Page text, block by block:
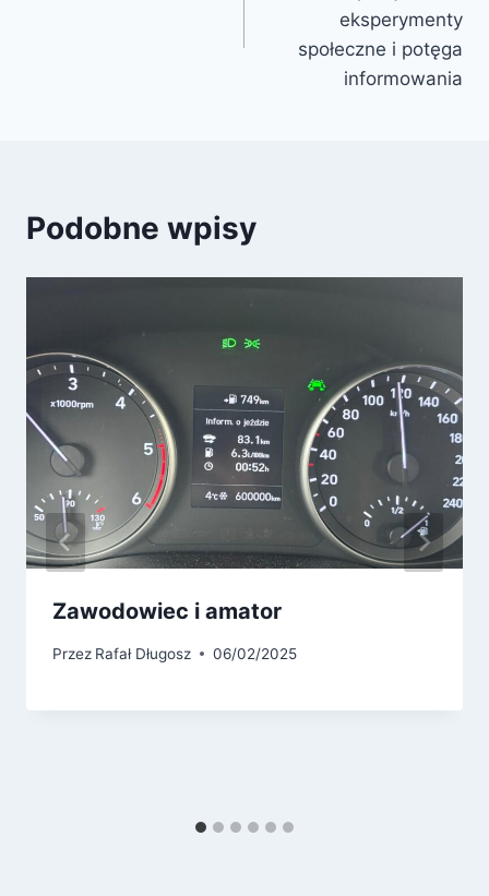
eksperymenty
społeczne i potęga
informowania
Podobne wpisy
Zawodowiec i amator
Przez Rafał Długosz 06/02/2025